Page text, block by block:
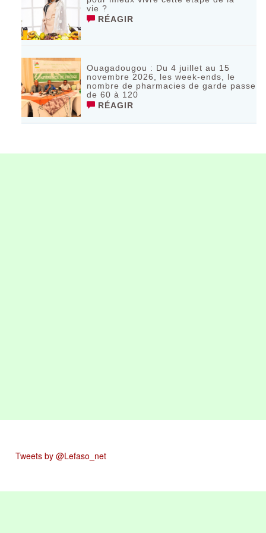
vie ?
RÉAGIR
Ouagadougou : Du 4 juillet au 15
novembre 2026, les week-ends, le
nombre de pharmacies de garde passe
de 60 à 120
RÉAGIR
Tweets by @Lefaso_net